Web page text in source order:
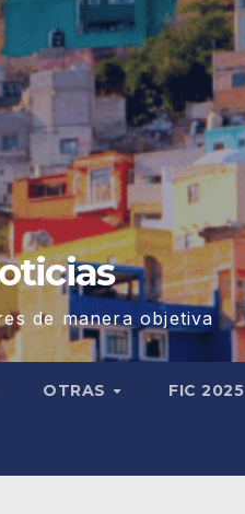
de manera objetiva
OTRAS FIC 2025